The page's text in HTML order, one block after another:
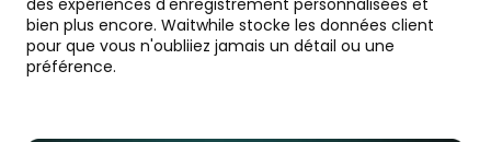
des expériences d'enregistrement personnalisées et
bien plus encore. Waitwhile stocke les données client
pour que vous n'oubliiez jamais un détail ou une
préférence.